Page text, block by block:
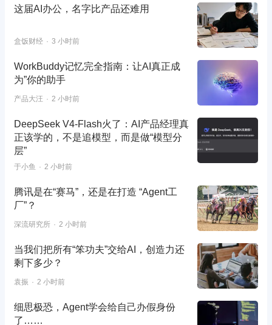
这届AI办公，名字比产品还难用
盒饭财经 3 小时前
WorkBuddy记忆完全指南：让AI真正成
为”你的助手
产品大汪 2 小时前
DeepSeek V4-Flash火了：AI产品经理真
正该学的，不是追模型，而是做“模型分
层”
于小鱼 2 小时前
腾讯是在“赛马”，还是在打造 “Agent工
厂”？
深流研究所 2 小时前
当我们把所有“笨功夫”交给AI，创造力还
剩下多少？
袁振 2 小时前
细思极恐，Agent学会给自己办假身份
了……